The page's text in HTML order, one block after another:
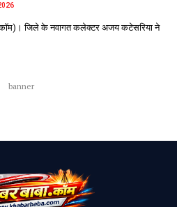
जिले के नवागत कलेक्टर अजय कटेसरिया ने
banner